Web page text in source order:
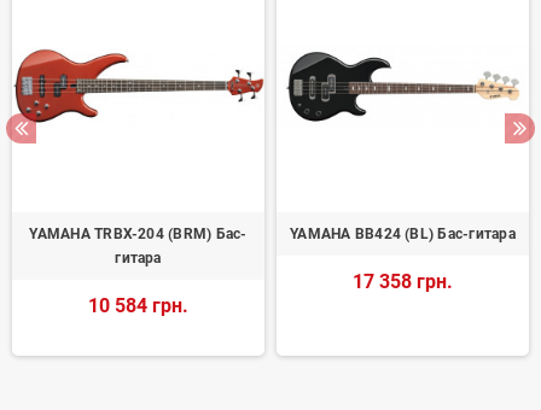
YAMAHA TRBX-204 (BRM) Бас-
гитара
10 584 грн.
YAMAHA BB424 (BL) Бас-гитара
17 358 грн.